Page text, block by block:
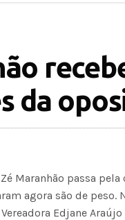
da
Maranhão passa pela
agora são de
Edjane